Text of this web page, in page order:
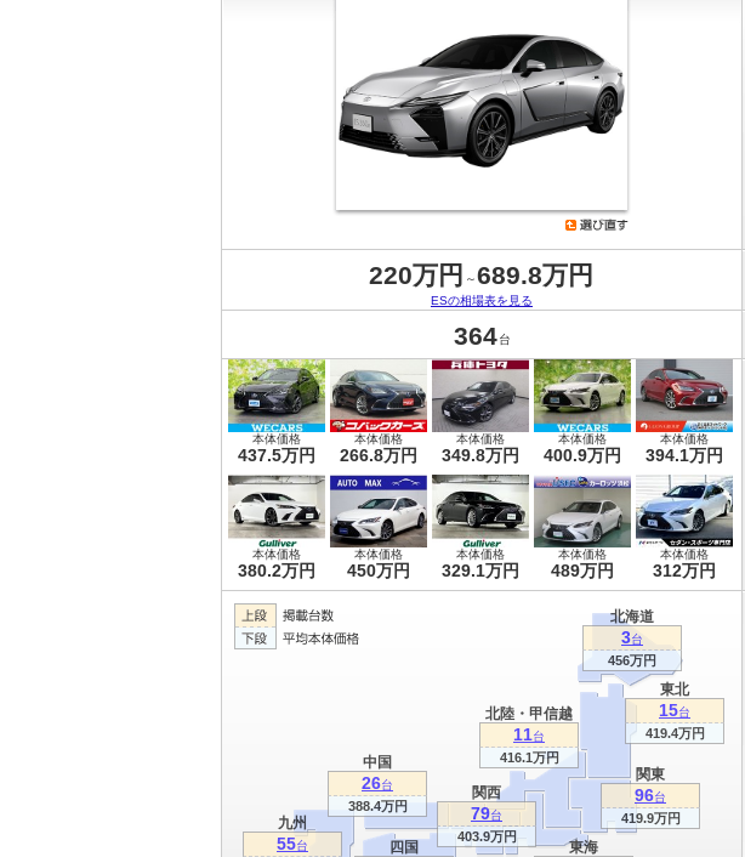
220万円 ～689.8万円
ESの相場表を見る
364 台
本体価格
437.5万円
本体価格
266.8万円
本体価格
349.8万円
本体価格
400.9万円
本体価格
394.1万円
本体価格
380.2万円
本体価格
450万円
本体価格
329.1万円
本体価格
489万円
本体価格
312万円
関東
96台
419.9万円
関西
79台
403.9万円
東海
北海道
3台
456万円
九州
55台
東北
15台
419.4万円
北陸・甲信越
11台
416.1万円
中国
26台
388.4万円
四国